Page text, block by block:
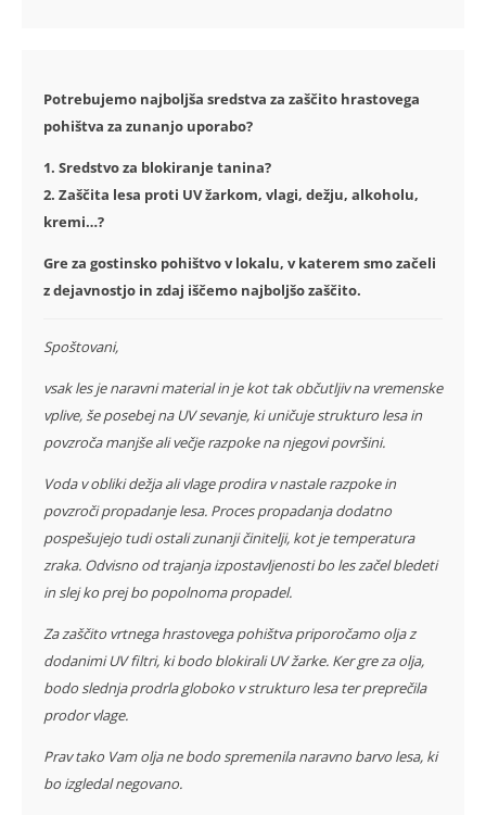
Potrebujemo najboljša sredstva za zaščito hrastovega
pohištva za zunanjo uporabo?
1. Sredstvo za blokiranje tanina?
2. Zaščita lesa proti UV žarkom, vlagi, dežju, alkoholu,
kremi…?
Gre za gostinsko pohištvo v lokalu, v katerem smo začeli
z dejavnostjo in zdaj iščemo najboljšo zaščito.
Spoštovani,
vsak les je naravni material in je kot tak občutljiv na vremenske
vplive, še posebej na UV sevanje, ki uničuje strukturo lesa in
povzroča manjše ali večje razpoke na njegovi površini.
Voda v obliki dežja ali vlage prodira v nastale razpoke in
povzroči propadanje lesa. Proces propadanja dodatno
pospešujejo tudi ostali zunanji činitelji, kot je temperatura
zraka. Odvisno od trajanja izpostavljenosti bo les začel bledeti
in slej ko prej bo popolnoma propadel.
Za zaščito vrtnega hrastovega pohištva priporočamo olja z
dodanimi UV filtri, ki bodo blokirali UV žarke. Ker gre za olja,
bodo slednja prodrla globoko v strukturo lesa ter preprečila
prodor vlage.
Prav tako Vam olja ne bodo spremenila naravno barvo lesa, ki
bo izgledal negovano.